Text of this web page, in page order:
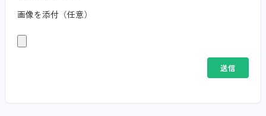
画像を添付（任意）